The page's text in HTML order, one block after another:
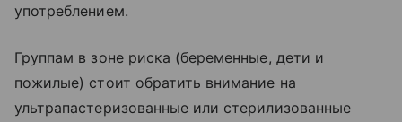
употреблением.
Группам в зоне риска (беременные, дети и
пожилые) стоит обратить внимание на
ультрапастеризованные или стерилизованные